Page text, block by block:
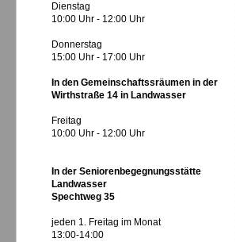
Dienstag
10:00 Uhr - 12:00 Uhr
Donnerstag
15:00 Uhr - 17:00 Uhr
In den Gemeinschaftssräumen in der
Wirthstraße 14 in Landwasser
Freitag
10:00 Uhr - 12:00 Uhr
In der Seniorenbegegnungsstätte
Landwasser
Spechtweg 35
jeden 1. Freitag im Monat
13:00-14:00